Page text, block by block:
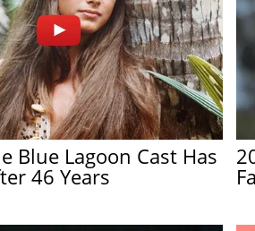
Blue Lagoon Cast Has
46 Years